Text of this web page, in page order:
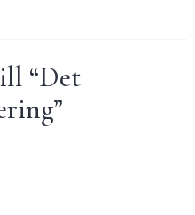
“Det
”